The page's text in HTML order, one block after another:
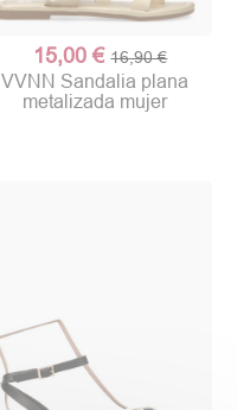
15,00 € 16,90 €
VVNN Sandalia plana
metalizada mujer